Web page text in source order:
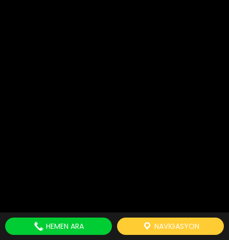
HEMEN ARA NAVIGASYON